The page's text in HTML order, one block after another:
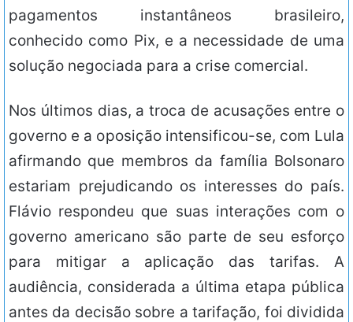
pagamentos instantâneos brasileiro,
conhecido como Pix, e a necessidade de uma
solução negociada para a crise comercial.
Nos últimos dias, a troca de acusações entre o
governo e a oposição intensificou-se, com Lula
afirmando que membros da família Bolsonaro
estariam prejudicando os interesses do país.
Flávio respondeu que suas interações com o
governo americano são parte de seu esforço
para mitigar a aplicação das tarifas. A
audiência, considerada a última etapa pública
antes da decisão sobre a tarifação, foi dividida